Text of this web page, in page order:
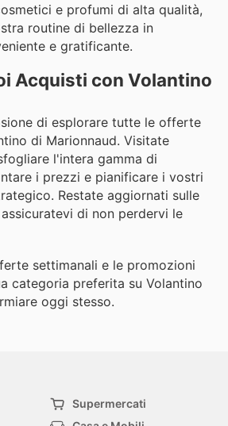
e profumi di alta qualità,
routine di bellezza in
e gratificante.
Acquisti con Volantino
di esplorare tutte le offerte
di Marionnaud. Visitate
l'intera gamma di
i prezzi e pianificare i vostri
Restate aggiornati sulle
di non perdervi le
settimanali e le promozioni
categoria preferita su Volantino
oggi stesso.
Supermercati